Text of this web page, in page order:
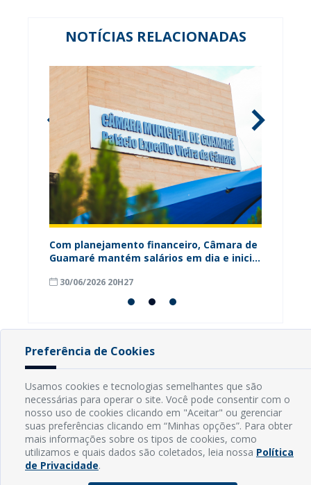
NOTÍCIAS RELACIONADAS
Com planejamento financeiro, Câmara de
Guamaré mantém salários em dia e inicia
30/06/2026 20H27
INFORMAÇÕES
Endereço: Rua Capitão Vicente de Brito, S/N - Centro
CEP: 59598-000 - Guamaré - RN
Contato: (84) 3525-2032
E-mail: diretoria@guamare.rn.leg.br
Horário: Segunda a sexta-feira, das 8h às 12h
Preferência de Cookies
Usamos cookies e tecnologias semelhantes que são
necessárias para operar o site. Você pode consentir com o
nosso uso de cookies clicando em "Aceitar" ou gerenciar
suas preferências clicando em “Minhas opções”. Para obter
mais informações sobre os tipos de cookies, como
utilizamos e quais dados são coletados, leia nossa Política
de Privacidade.